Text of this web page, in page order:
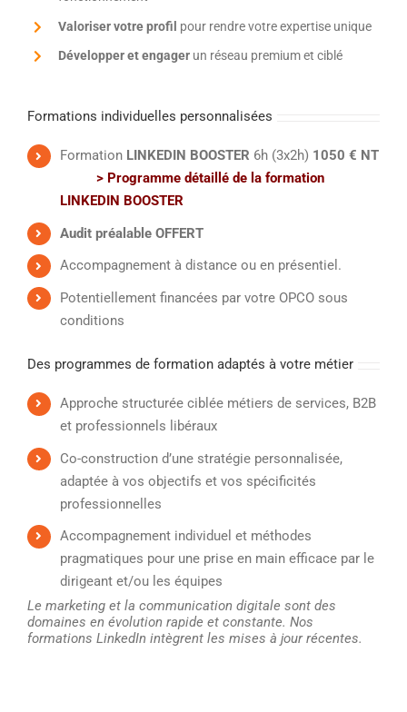
Valoriser votre profil pour rendre votre expertise unique
Développer et engager un réseau premium et ciblé
Formations individuelles personnalisées
Formation LINKEDIN BOOSTER 6h (3x2h) 1050 € NT
> Programme détaillé de la formation
LINKEDIN BOOSTER
Audit préalable OFFERT
Accompagnement à distance ou en présentiel.
Potentiellement financées par votre OPCO sous
conditions
Des programmes de formation adaptés à votre métier
Approche structurée ciblée métiers de services, B2B
et professionnels libéraux
Co-construction d’une stratégie personnalisée,
adaptée à vos objectifs et vos spécificités
professionnelles
Accompagnement individuel et méthodes
pragmatiques pour une prise en main efficace par le
dirigeant et/ou les équipes
Le marketing et la communication digitale sont des
domaines en évolution rapide et constante. Nos
formations LinkedIn intègrent les mises à jour récentes.